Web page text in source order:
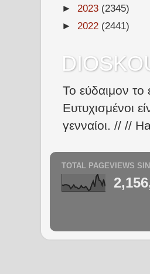
► 2023 (2345)
► 2022 (2441)
Το εύδαιμον το
Ευτυχισμένοι
γενναίοι. // //
TOTAL PAGEVIEWS